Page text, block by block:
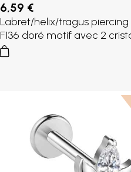
6,59 €
Labret/helix/tragus
F136 doré motif avec 2